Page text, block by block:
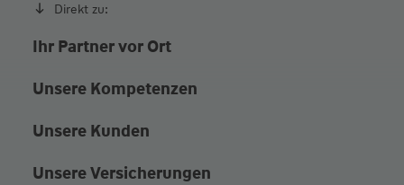
Direkt zu:
Ihr Partner vor Ort
Unsere Kompetenzen
Unsere Kunden
Unsere Versicherungen